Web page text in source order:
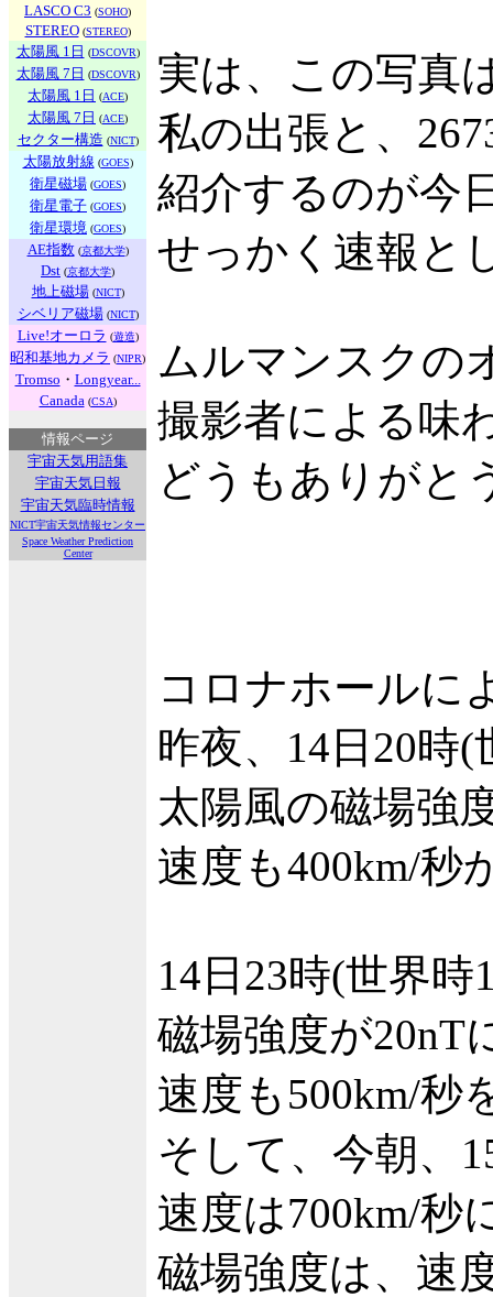
LASCO C3 (SOHO)
STEREO(STEREO)
太陽風 1日 (DSCOVR)
太陽風 7日 (DSCOVR)
太陽風 1日 (ACE)
太陽風 7日 (ACE)
セクター構造 (NICT)
太陽放射線 (GOES)
衛星磁場 (GOES)
衛星電子 (GOES)
衛星環境 (GOES)
AE指数(京都大学)
Dst (京都大学)
地上磁場(NICT)
シベリア磁場(NICT)
Live!オーロラ (遊造)
昭和基地カメラ (NIPR)
Tromso ・ Longyear...
Canada (CSA)
情報ページ
宇宙天気用語集
宇宙天気日報
宇宙天気臨時情報
NICT宇宙天気情報センター
Space Weather Prediction
Center
実は、この写真
私の出張と、
紹介するのが今
せっかく速報と
ムルマンスクの
撮影者による味
どうもありがと
コロナホールに
昨夜、14日20時
太陽風の磁場強
速度も400km/秒
14日23時(世界
磁場強度が20nT
速度も500km/秒
そして、今朝、
速度は700km/秒
磁場強度は、速